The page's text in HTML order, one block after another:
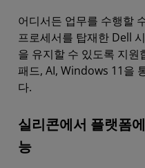
어디서든 업무를 수행할
프로세서를 탑재한 Dell
을 유지할 수 있도록 지원
패드, AI, Windows 11을
다.
실리콘에서 플랫폼
능